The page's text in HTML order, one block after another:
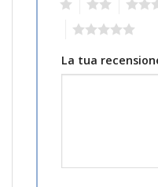
La tua